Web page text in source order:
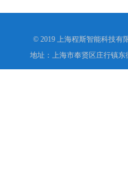
© 2019 上海程斯智能科技有
地址：上海市奉贤区庄行镇东